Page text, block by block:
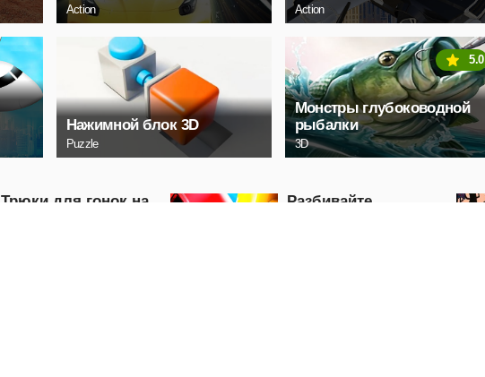
Action Action
Нажимной блок 3D
Puzzle
Монстры глубоководной
рыбалки
3D
5.0
Трюки для гонок на
Разбивайте